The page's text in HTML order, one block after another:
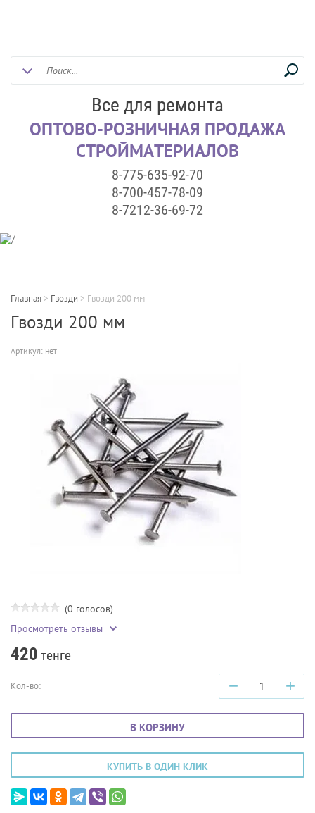
Все для ремонта
ОПТОВО-РОЗНИЧНАЯ ПРОДАЖА
СТРОЙМАТЕРИАЛОВ
8-775-635-92-70
8-700-457-78-09
8-7212-36-69-72
Главная > Гвозди > Гвозди 200 мм
Гвозди 200 мм
Артикул: нет
(0 голосов)
Просмотреть отзывы
420 тенге
Кол-во: − +
В КОРЗИНУ
КУПИТЬ В ОДИН КЛИК